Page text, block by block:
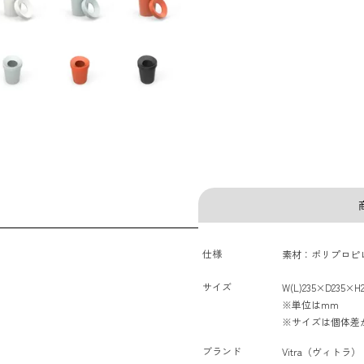
仕様 素材：ポリプロピ
サイズ
※単位はmm
※サイズは個体差
ブランド Vitra（ヴィトラ）